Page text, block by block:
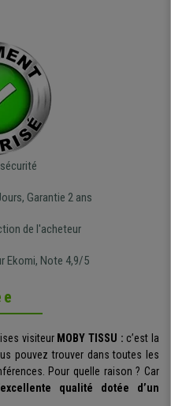
Garantie 2 ans
de l'acheteur
Ekomi, Note 4,9/5
visiteur MOBY TISSU : c’est la
pouvez trouver dans toutes les
Pour quelle raison ? Car
qualité dotée d’un